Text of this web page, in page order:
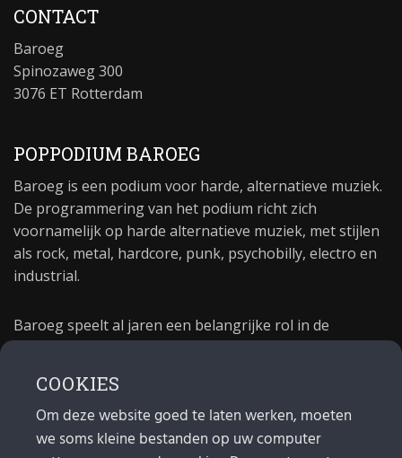
CONTACT
Baroeg
Spinozaweg 300
3076 ET Rotterdam
POPPODIUM BAROEG
Baroeg is een podium voor harde, alternatieve muziek.
De programmering van het podium richt zich
voornamelijk op harde alternatieve muziek, met stijlen
als rock, metal, hardcore, punk, psychobilly, electro en
industrial.
Baroeg speelt al jaren een belangrijke rol in de
poppodium 40 jaar.
MAIL
COOKIES
Om deze website goed te laten werken, moeten
we soms kleine bestanden op uw computer